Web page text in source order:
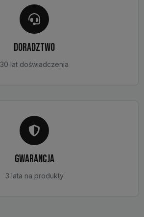
DORADZTWO
30 lat doświadczenia
GWARANCJA
3 lata na produkty